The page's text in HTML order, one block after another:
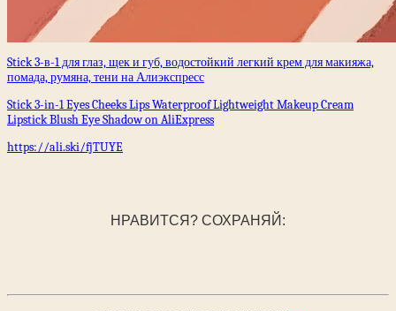
Stick 3-в-1 для глаз, щек и губ, водостойкий легкий крем для макияжа,
помада, румяна, тени на Алиэкспресс
Stick 3-in-1 Eyes Cheeks Lips Waterproof Lightweight Makeup Cream
Lipstick Blush Eye Shadow on AliExpress
https://ali.ski/fjTUYE
НРАВИТСЯ? СОХРАНЯЙ: